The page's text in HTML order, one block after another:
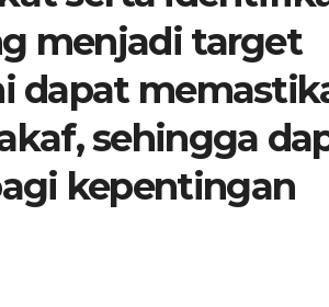
menjadi target
dapat
sehingga
kepentingan